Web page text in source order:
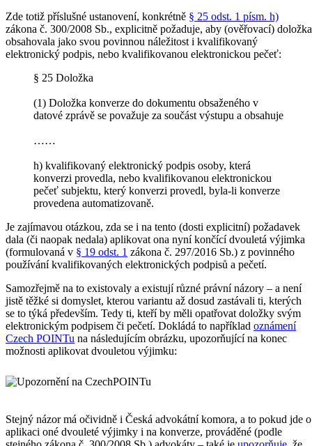
Zde totiž příslušné ustanovení, konkrétně § 25 odst. 1 písm. h)
zákona č. 300/2008 Sb., explicitně požaduje, aby (ověřovací) doložka
obsahovala jako svou povinnou náležitost i kvalifikovaný
elektronický podpis, nebo kvalifikovanou elektronickou pečeť:
§ 25 Doložka
(1) Doložka konverze do dokumentu obsaženého v
datové zprávě se považuje za součást výstupu a obsahuje
……
h) kvalifikovaný elektronický podpis osoby, která
konverzi provedla, nebo kvalifikovanou elektronickou
pečeť subjektu, který konverzi provedl, byla-li konverze
provedena automatizovaně.
Je zajímavou otázkou, zda se i na tento (dosti explicitní) požadavek
dala (či naopak nedala) aplikovat ona nyní končící dvouletá výjimka
(formulovaná v § 19 odst. 1 zákona č. 297/2016 Sb.) z povinného
používání kvalifikovaných elektronických podpisů a pečetí.
Samozřejmě na to existovaly a existují různé právní názory – a není
jistě těžké si domyslet, kterou variantu až dosud zastávali ti, kterých
se to týká především. Tedy ti, kteří by měli opatřovat doložky svým
elektronickým podpisem či pečetí. Dokládá to například oznámení
Czech POINTu na následujícím obrázku, upozorňující na konec
možnosti aplikovat dvouletou výjimku:
Stejný názor má očividně i Česká advokátní komora, a to pokud jde o
aplikaci oné dvouleté výjimky i na konverze, prováděné (podle